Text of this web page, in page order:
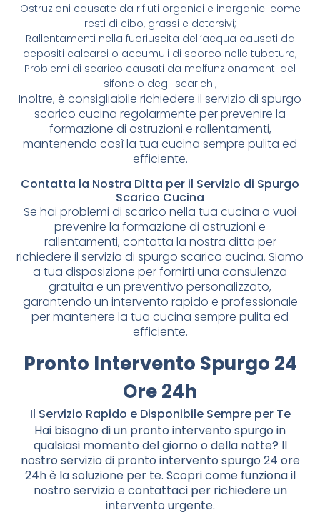
Ostruzioni causate da rifiuti organici e inorganici come
resti di cibo, grassi e detersivi;
Rallentamenti nella fuoriuscita dell’acqua causati da
depositi calcarei o accumuli di sporco nelle tubature;
Problemi di scarico causati da malfunzionamenti del
sifone o degli scarichi;
Inoltre, è consigliabile richiedere il servizio di spurgo
scarico cucina regolarmente per prevenire la
formazione di ostruzioni e rallentamenti,
mantenendo così la tua cucina sempre pulita ed
efficiente.
Contatta la Nostra Ditta per il Servizio di Spurgo
Scarico Cucina
Se hai problemi di scarico nella tua cucina o vuoi
prevenire la formazione di ostruzioni e
rallentamenti, contatta la nostra ditta per
richiedere il servizio di spurgo scarico cucina. Siamo
a tua disposizione per fornirti una consulenza
gratuita e un preventivo personalizzato,
garantendo un intervento rapido e professionale
per mantenere la tua cucina sempre pulita ed
efficiente.
Pronto Intervento Spurgo 24
Ore 24h
Il Servizio Rapido e Disponibile Sempre per Te
Hai bisogno di un pronto intervento spurgo in
qualsiasi momento del giorno o della notte? Il
nostro servizio di pronto intervento spurgo 24 ore
24h è la soluzione per te. Scopri come funziona il
nostro servizio e contattaci per richiedere un
intervento urgente.